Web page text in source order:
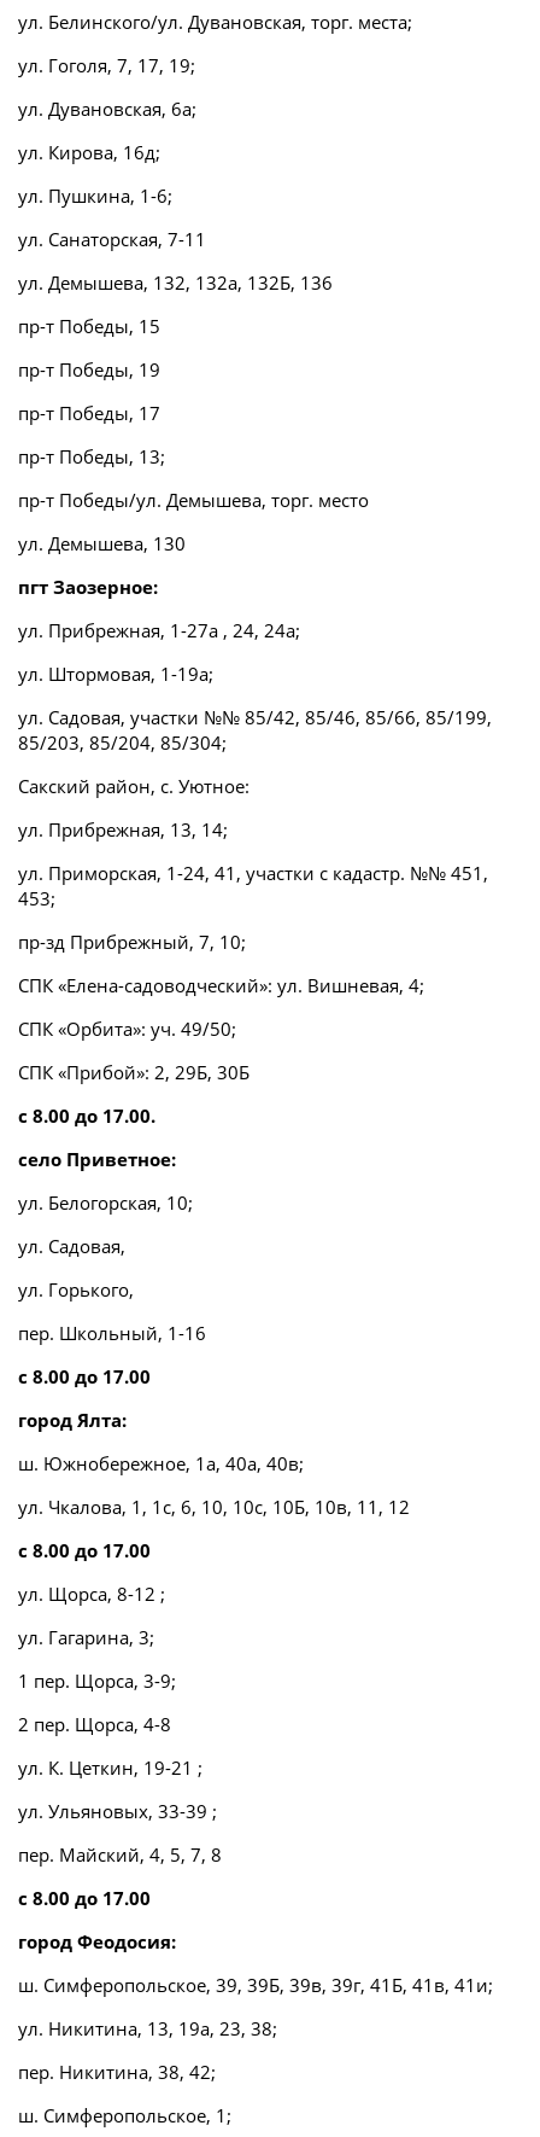
ул. Белинского/ул. Дувановская, торг. места;
ул. Гоголя, 7, 17, 19;
ул. Дувановская, 6а;
ул. Кирова, 16д;
ул. Пушкина, 1-6;
ул. Санаторская, 7-11
ул. Демышева, 132, 132а, 132Б, 136
пр-т Победы, 15
пр-т Победы, 19
пр-т Победы, 17
пр-т Победы, 13;
пр-т Победы/ул. Демышева, торг. место
ул. Демышева, 130
пгт Заозерное:
ул. Прибрежная, 1-27а , 24, 24а;
ул. Штормовая, 1-19а;
ул. Садовая, участки №№ 85/42, 85/46, 85/66, 85/199,
85/203, 85/204, 85/304;
Сакский район, с. Уютное:
ул. Прибрежная, 13, 14;
ул. Приморская, 1-24, 41, участки с кадастр. №№ 451,
453;
пр-зд Прибрежный, 7, 10;
СПК «Елена-садоводческий»: ул. Вишневая, 4;
СПК «Орбита»: уч. 49/50;
СПК «Прибой»: 2, 29Б, 30Б
с 8.00 до 17.00.
село Приветное:
ул. Белогорская, 10;
ул. Садовая,
ул. Горького,
пер. Школьный, 1-16
с 8.00 до 17.00
город Ялта:
ш. Южнобережное, 1а, 40а, 40в;
ул. Чкалова, 1, 1с, 6, 10, 10с, 10Б, 10в, 11, 12
с 8.00 до 17.00
ул. Щорса, 8-12 ;
ул. Гагарина, 3;
1 пер. Щорса, 3-9;
2 пер. Щорса, 4-8
ул. К. Цеткин, 19-21 ;
ул. Ульяновых, 33-39 ;
пер. Майский, 4, 5, 7, 8
с 8.00 до 17.00
город Феодосия:
ш. Симферопольское, 39, 39Б, 39в, 39г, 41Б, 41в, 41и;
ул. Никитина, 13, 19а, 23, 38;
пер. Никитина, 38, 42;
ш. Симферопольское, 1;